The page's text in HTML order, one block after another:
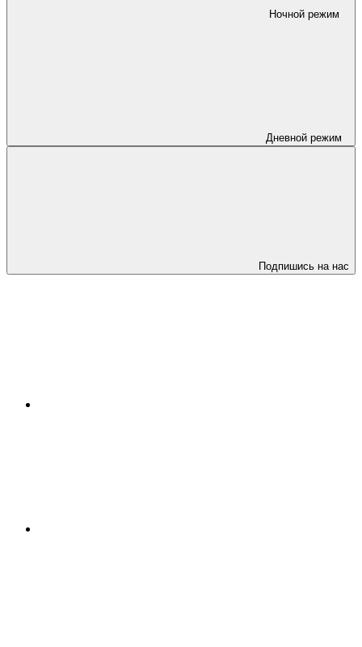
Ночной режим
Дневной режим
Подпишись на нас